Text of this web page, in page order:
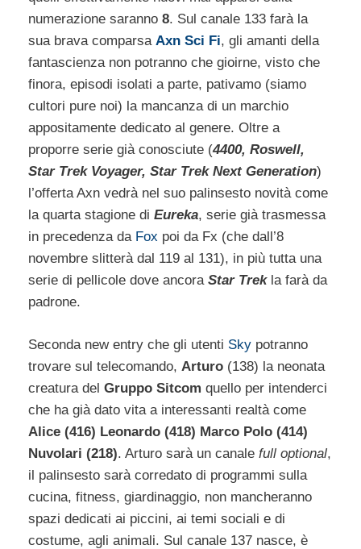
numerazione saranno 8. Sul canale 133 farà la
sua brava comparsa Axn Sci Fi, gli amanti della
fantascienza non potranno che gioirne, visto che
finora, episodi isolati a parte, pativamo (siamo
cultori pure noi) la mancanza di un marchio
appositamente dedicato al genere. Oltre a
proporre serie già conosciute (4400, Roswell,
Star Trek Voyager, Star Trek Next Generation)
l’offerta Axn vedrà nel suo palinsesto novità come
la quarta stagione di Eureka, serie già trasmessa
in precedenza da Fox poi da Fx (che dall’8
novembre slitterà dal 119 al 131), in più tutta una
serie di pellicole dove ancora Star Trekla farà da
padrone.
Seconda new entry che gli utenti Sky potranno
trovare sul telecomando, Arturo (138) la neonata
creatura del Gruppo Sitcom quello per intenderci
che ha già dato vita a interessanti realtà come
Alice (416) Leonardo (418) Marco Polo (414)
Nuvolari (218). Arturo sarà un canale full optional,
il palinsesto sarà corredato di programmi sulla
cucina, fitness, giardinaggio, non mancheranno
spazi dedicati ai piccini, ai temi sociali e di
costume, agli animali. Sul canale 137 nasce, è